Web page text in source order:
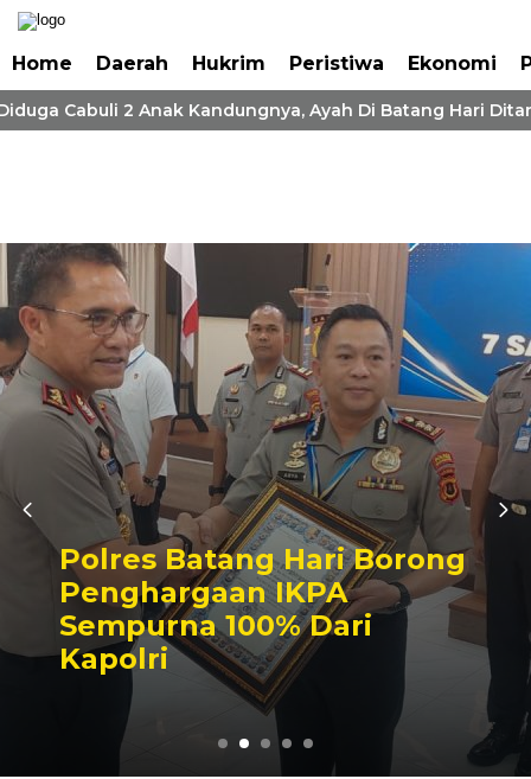
Home Daerah Hukrim Peristiwa Ekonomi
Cabuli 2 Anak Kandungnya, Ayah Di Batang Hari
Polres Batang Hari Borong
Penghargaan IKPA
Sempurna 100% Dari
Kapolri